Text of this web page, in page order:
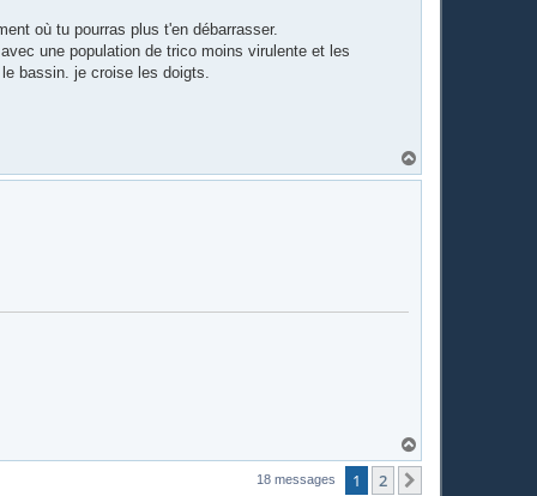
où tu pourras plus t'en débarrasser.
une population de trico moins virulente et les
bassin. je croise les doigts.
a
a
18 messages 1 2